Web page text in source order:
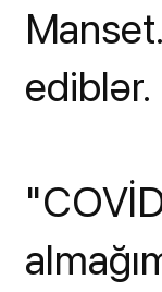
ediblər.